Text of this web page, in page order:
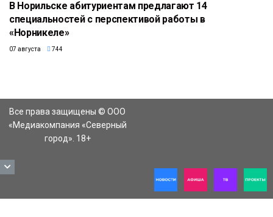
В Норильске абитуриентам предлагают 14
специальностей с перспективой работы в
«Норникеле»
07 августа 744
Все права защищены © ООО
«Медиакомпания «Северный
город». 18+